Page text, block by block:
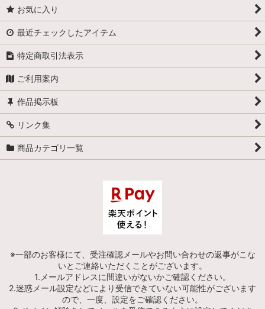
お気に入り
最近チェックしたアイテム
特定商取引法表示
ご利用案内
作品掲示板
リンク集
商品カテゴリ一覧
※一部のお客様にて、受注確認メールやお問い合わせの返事がこな
いとご連絡いただくことがございます。
1.メールアドレスに間違いがないかご確認ください。
2.迷惑メール設定などにより受信できていない可能性がございます
ので、一度、設定をご確認ください。